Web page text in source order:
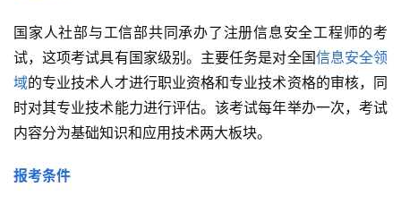
国家人社部与工信部共同承办了注册信息安全工程师的考
试，这项考试具有国家级别。主要任务是对全国信息安全领
域的专业技术人才进行职业资格和专业技术资格的审核，同
时对其专业技术能力进行评估。该考试每年举办一次，考试
内容分为基础知识和应用技术两大板块。
报考条件